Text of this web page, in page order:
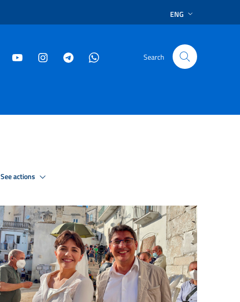
ENG
Search
See actions